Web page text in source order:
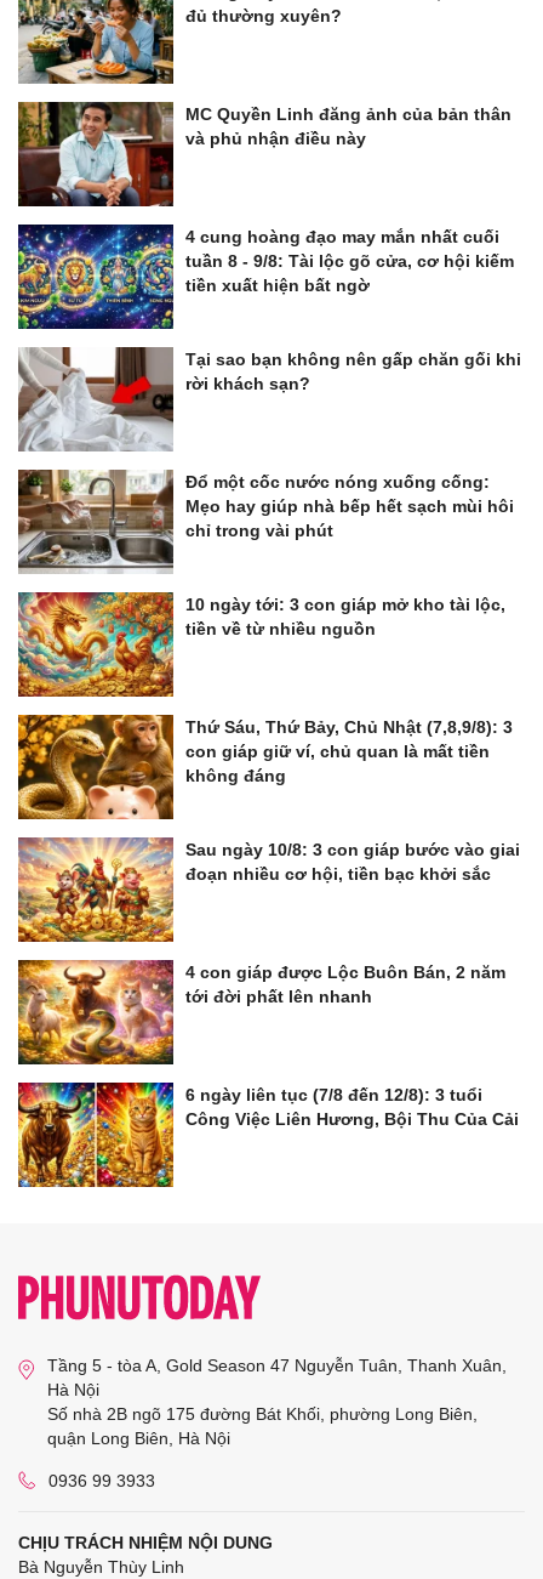
đủ thường xuyên?
MC Quyền Linh đăng ảnh của bản thân
và phủ nhận điều này
4 cung hoàng đạo may mắn nhất cuối
tuần 8 - 9/8: Tài lộc gõ cửa, cơ hội kiếm
tiền xuất hiện bất ngờ
Tại sao bạn không nên gấp chăn gối khi
rời khách sạn?
Đổ một cốc nước nóng xuống cống:
Mẹo hay giúp nhà bếp hết sạch mùi hôi
chỉ trong vài phút
10 ngày tới: 3 con giáp mở kho tài lộc,
tiền về từ nhiều nguồn
Thứ Sáu, Thứ Bảy, Chủ Nhật (7,8,9/8): 3
con giáp giữ ví, chủ quan là mất tiền
không đáng
Sau ngày 10/8: 3 con giáp bước vào giai
đoạn nhiều cơ hội, tiền bạc khởi sắc
4 con giáp được Lộc Buôn Bán, 2 năm
tới đời phất lên nhanh
6 ngày liên tục (7/8 đến 12/8): 3 tuổi
Công Việc Liên Hương, Bội Thu Của Cải
Tầng 5 - tòa A, Gold Season 47 Nguyễn Tuân, Thanh Xuân,
Hà Nội
Số nhà 2B ngõ 175 đường Bát Khối, phường Long Biên,
quận Long Biên, Hà Nội
0936 99 3933
CHỊU TRÁCH NHIỆM NỘI DUNG
Bà Nguyễn Thùy Linh